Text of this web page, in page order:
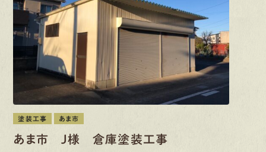
塗装工事 あま市
あま市 J様 倉庫塗装工事